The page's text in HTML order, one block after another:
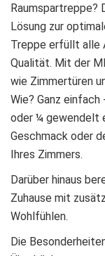
Lösung zur
Treppe erfüllt alle
Qualität. Mit der
wie Zimmertüren
Wie? Ganz
oder ¼ gewendelt
Geschmack oder
Ihres Zimmers.
Darüber hinaus
Zuhause mit
Wohlfühlen.
Die